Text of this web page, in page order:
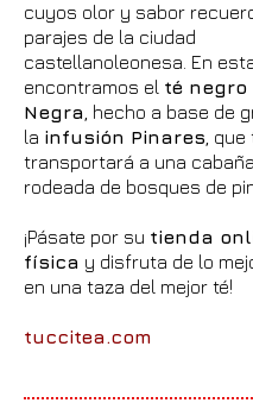
cuyos olor y sabor
parajes de la ciudad
castellanoleonesa. En
encontramos el té negro
Negra , hecho a base de
la infusión Pinares , que
transportará a una
rodeada de bosques de
¡Pásate por su tienda
física y disfruta de lo
en una taza del mejor té!
tuccitea.com